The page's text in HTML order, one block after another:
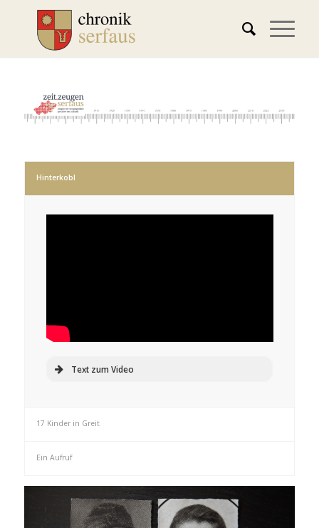
Hinterkobl
Text zum Video
17 Kinder in Greit
Ein Aufruf